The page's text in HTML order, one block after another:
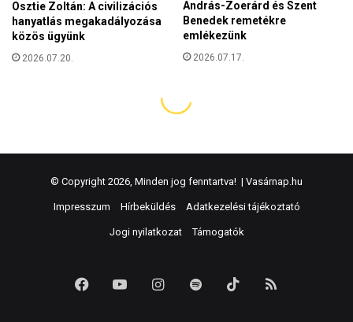
© Copyright 2026, Minden jog fenntartva! | Vasárnap.hu
Impresszum Hírbeküldés Adatkezelési tájékoztató
Jogi nyilatkozat Támogatók
FacebookYouTubeInstagram
Spotify TikTok